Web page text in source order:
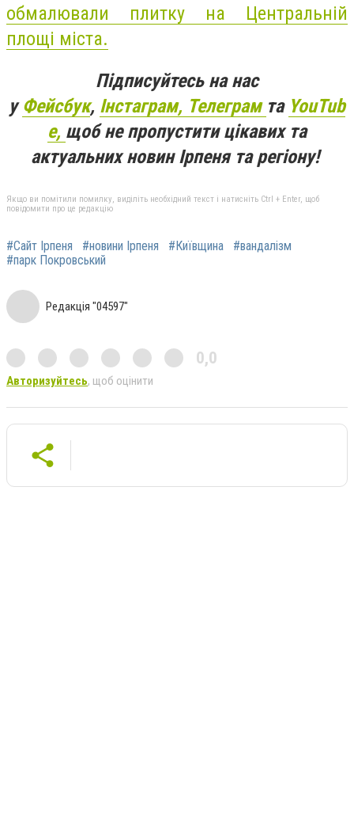
обмалювали плитку на Центральній
площі міста.
Підписуйтесь на нас
уФейсбук, Інстаграм, Телеграм та YouTub
e, щоб не пропустити цікавих та
актуальних новин Ірпеня та регіону!
Якщо ви помітили помилку, виділіть необхідний текст і натисніть Ctrl + Enter, щоб
повідомити про це редакцію
#Сайт Ірпеня #новини Ірпеня #Київщина
#вандалізм
#парк Покровський
Редакція "04597"
0,0
Авторизуйтесь, щоб оцінити